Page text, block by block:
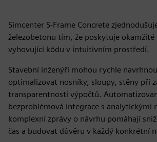
Simcenter S-Frame Concrete
železobetonu tím, že poskytuje okamžité
vyhovující kódu v intuitivním prostředí.
Stavební inženýři mohou rychle
optimalizovat nosníky, sloupy, stěny při
transparentnosti výpočtů.
bezproblémová integrace s analytickými
komplexní zprávy o návrhu pomáhají
čas a budovat důvěru v každý konkrétní